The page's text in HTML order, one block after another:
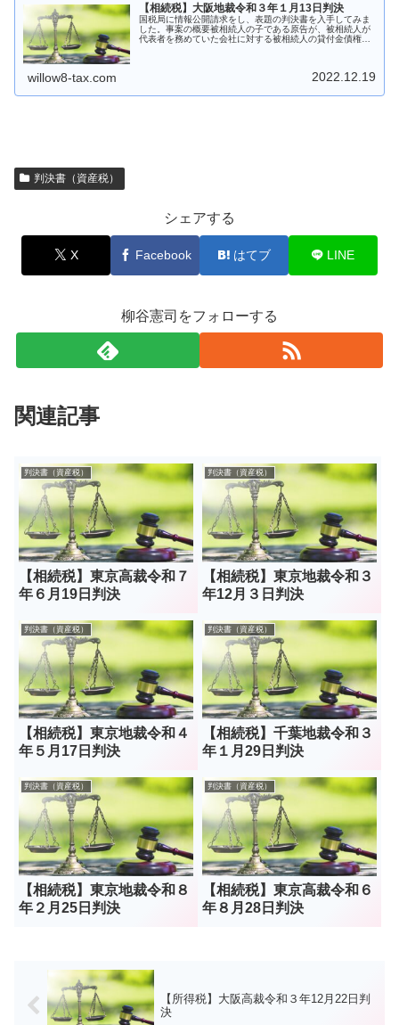
【相続税】大阪地裁令和３年１月13日判決
国税局に情報公開請求をし、表題の判決書を入手してみま
した。事案の概要被相続人の子である原告が、被相続人が
代表者を務めていた会社に対する被相続人の貸付金債権に
willow8-tax.com 2022.12.19
判決書（資産税）
シェアする
X Facebook はてブ LINE
柳谷憲司をフォローする
関連記事
判決書（資産税）
【相続税】東京高裁令和７
年６月19日判決
判決書（資産税）
【相続税】東京地裁令和３
年12月３日判決
判決書（資産税）
【相続税】東京地裁令和４
年５月17日判決
判決書（資産税）
【相続税】千葉地裁令和３
年１月29日判決
判決書（資産税）
【相続税】東京地裁令和８
年２月25日判決
判決書（資産税）
【相続税】東京高裁令和６
年８月28日判決
【所得税】大阪高裁令和３年12月22日判
決